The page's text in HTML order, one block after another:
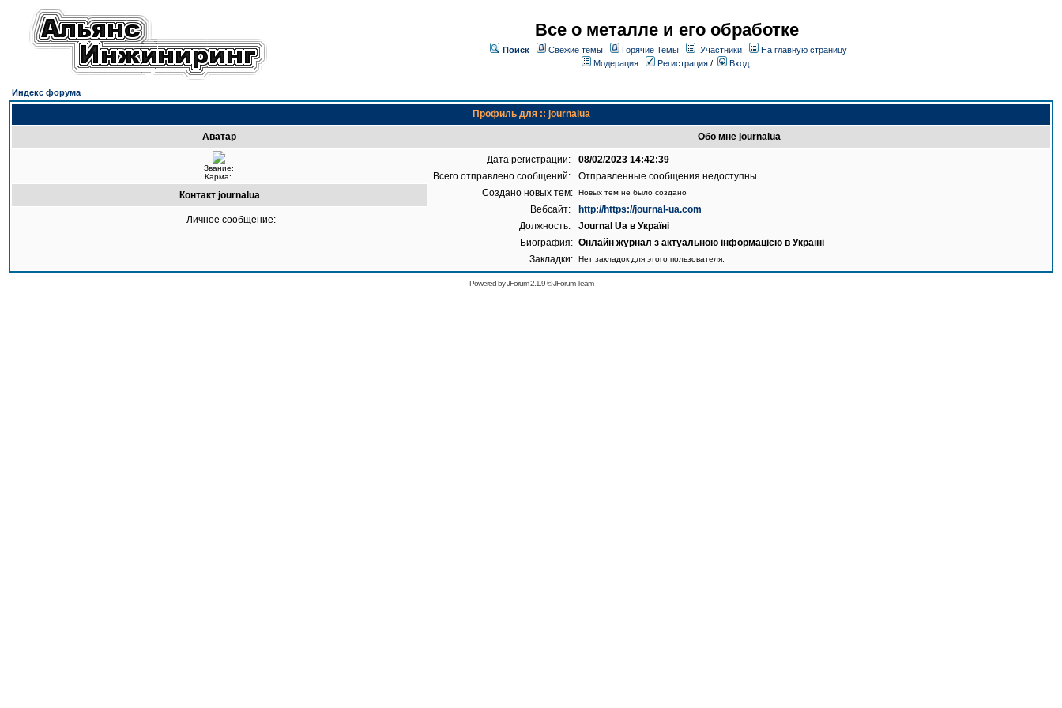
Все о металле и его обработке
Поиск Свежие темы Горячие Темы Участники
На главную страницу
Модерация
Регистрация / Вход
Индекс форума
Профиль для :: journalua
Аватар Обо мне journalua
Звание:
Карма:
Дата регистрации:
08/02/2023 14:42:39
Всего отправлено сообщений:
Отправленные сообщения недоступны
Создано новых тем:
Новых тем не было создано
Вебсайт:
http://https://journal-ua.com
Должность:
Journal Ua в Україні
Биография: Онлайн журнал з актуальною інформацією в Україні
Закладки:
Нет закладок для этого пользователя.
Контакт journalua
Личное сообщение:
Powered byJForum 2.1.9©JForum Team